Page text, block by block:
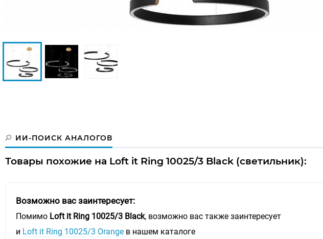
ИИ-ПОИСК АНАЛОГОВ
Товары похожие на Loft it Ring 10025/3 Black (светильник):
Возможно вас заинтересует:
Помимо Loft it Ring 10025/3 Black, возможно вас также заинтересует
и Loft it Ring 10025/3 Orange в нашем каталоге